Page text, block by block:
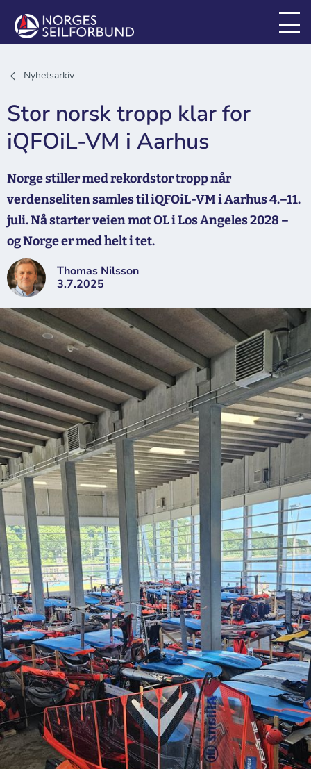
Nyhetsarkiv
Stor norsk tropp klar for
iQFOiL-VM i Aarhus
Norge stiller med rekordstor tropp når
verdenseliten samles til iQFOiL-VM i Aarhus 4.–11.
juli. Nå starter veien mot OL i Los Angeles 2028 –
og Norge er med helt i tet.
Thomas Nilsson
3.7.2025